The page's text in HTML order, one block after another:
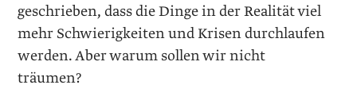
geschrieben, dass die Dinge in der Realität viel
mehr Schwierigkeiten und Krisen durchlaufen
werden. Aber warum sollen wir nicht
träumen?